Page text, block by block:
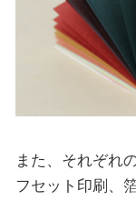
また、それぞれ
フセット印刷、